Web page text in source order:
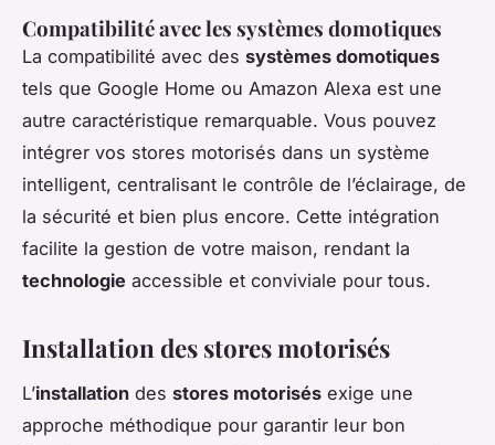
Compatibilité avec les systèmes domotiques
La compatibilité avec des systèmes domotiques
tels que Google Home ou Amazon Alexa est une
autre caractéristique remarquable. Vous pouvez
intégrer vos stores motorisés dans un système
intelligent, centralisant le contrôle de l’éclairage, de
la sécurité et bien plus encore. Cette intégration
facilite la gestion de votre maison, rendant la
technologie accessible et conviviale pour tous.
Installation des stores motorisés
L’installation des stores motorisés exige une
approche méthodique pour garantir leur bon